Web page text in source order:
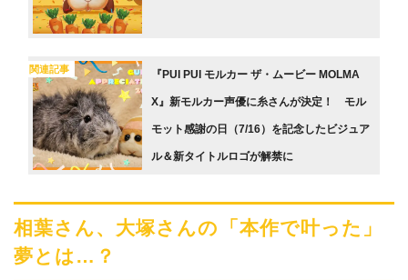
関連記事 『PUI PUI モルカー ザ・ムービー MOLMA
X』新モルカー声優に糸さんが決定！ モル
モット感謝の日（7/16）を記念したビジュア
ル＆新タイトルロゴが解禁に
相葉さん、⼤塚さんの「本作で叶った」
夢とは…？